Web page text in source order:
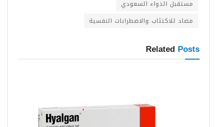
مستقبل الدواء السعودي
مضاد للاكتئاب والاضطرابات النفسية
Related Posts